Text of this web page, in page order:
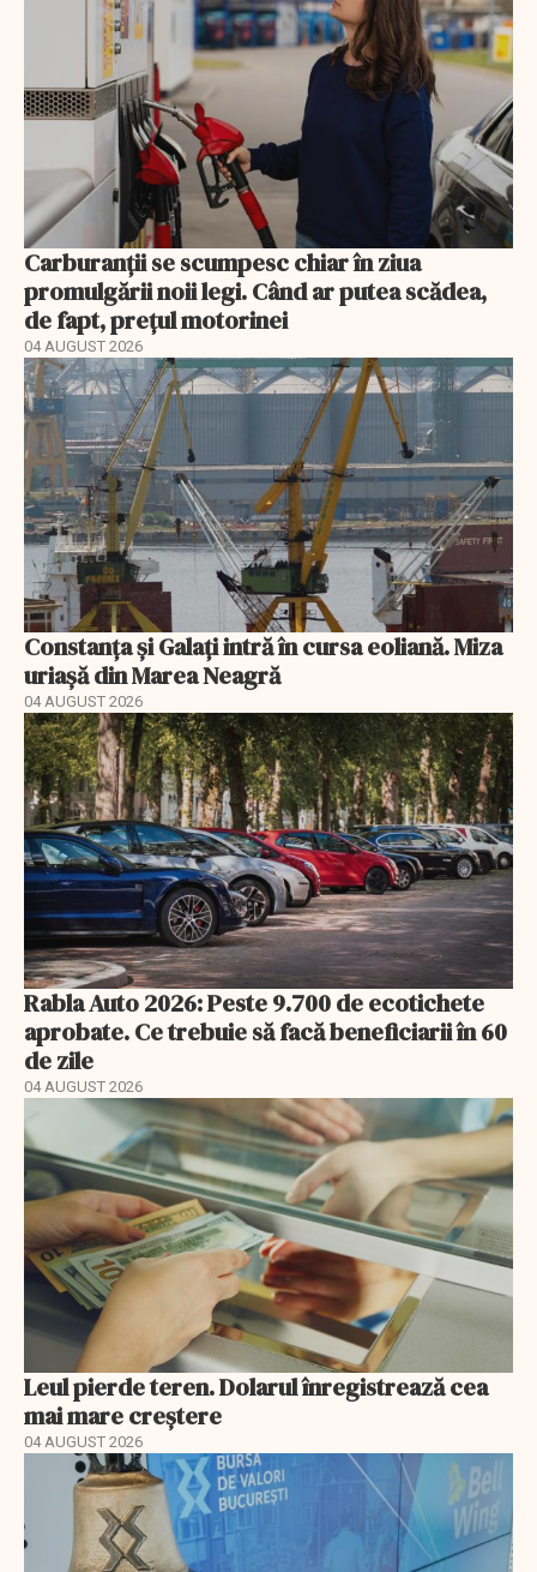
Carburanții se scumpesc chiar în ziua
promulgării noii legi. Când ar putea scădea,
de fapt, prețul motorinei
04 AUGUST 2026
Constanța și Galați intră în cursa eoliană. Miza
uriașă din Marea Neagră
04 AUGUST 2026
Rabla Auto 2026: Peste 9.700 de ecotichete
aprobate. Ce trebuie să facă beneficiarii în 60
de zile
04 AUGUST 2026
Leul pierde teren. Dolarul înregistrează cea
mai mare creștere
04 AUGUST 2026